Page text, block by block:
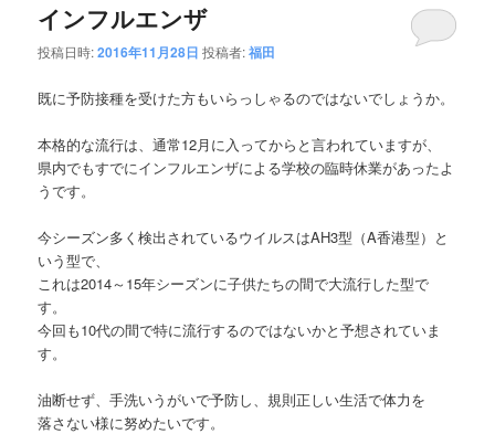
インフルエンザ
投稿日時:2016年11月28日 投稿者:福田
既に予防接種を受けた方もいらっしゃるのではないでしょうか。
本格的な流行は、通常12月に入ってからと言われていますが、
県内でもすでにインフルエンザによる学校の臨時休業があったよ
うです。
今シーズン多く検出されているウイルスはAH3型（A香港型）と
いう型で、
これは2014～15年シーズンに子供たちの間で大流行した型で
す。
今回も10代の間で特に流行するのではないかと予想されていま
す。
油断せず、手洗いうがいで予防し、規則正しい生活で体力を
落さない様に努めたいです。